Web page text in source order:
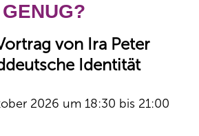
von Ira Peter
Identität
2026 um 18:30 bis 21:00